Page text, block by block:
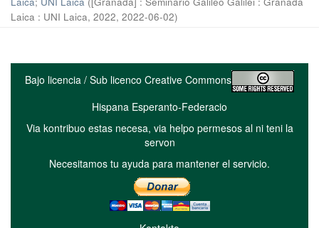
Laica : UNI Laica, 2022, 2022-06-02)
Bajo licencia / Sub licenco Creative Commons
Hispana Esperanto-Federacio
Via kontribuo estas necesa, via helpo permesos al ni teni la
servon
Necesitamos tu ayuda para mantener el servicio.